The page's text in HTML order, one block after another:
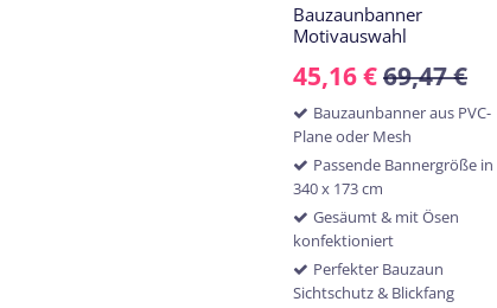
Bauzaunbanner
Motivauswahl
45,16€69,47€
Bauzaunbanner aus PVC-
Plane oder Mesh
Passende Bannergröße in
340 x 173 cm
Gesäumt & mit Ösen
konfektioniert
Perfekter Bauzaun
Sichtschutz & Blickfang